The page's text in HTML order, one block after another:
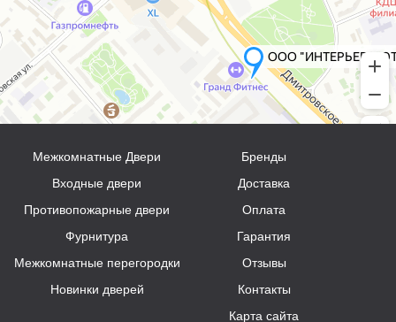
Межкомнатные Двери
Входные двери
Противопожарные двери
Фурнитура
Межкомнатные перегородки
Новинки дверей
Бренды
Доставка
Оплата
Гарантия
Отзывы
Контакты
Карта сайта